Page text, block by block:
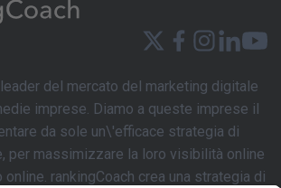
del mercato del marketing digitale
imprese. Diamo a queste imprese il
da sole un\'efficace strategia di
per massimizzare la loro visibilità online
rankingCoach crea una strategia di